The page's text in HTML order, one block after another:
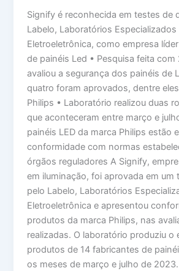
Signify é reconhecida em testes de
Labelo, Laboratórios Especializados
Eletroeletrônica, como empresa
de painéis Led • Pesquisa feita
avaliou a segurança dos painéis de
quatro foram aprovados, dentre
Philips • Laboratório realizou duas
que aconteceram entre março e
painéis LED da marca Philips estão
conformidade com normas
órgãos reguladores A Signify,
em iluminação, foi aprovada em um
pelo Labelo, Laboratórios
Eletroeletrônica e apresentou
produtos da marca Philips, nas
realizadas. O laboratório produziu o
produtos de 14 fabricantes de
os meses de março e julho de